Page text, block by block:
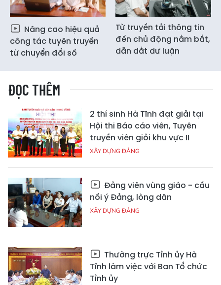
Nâng cao hiệu quả
công tác tuyên truyền
từ chuyển đổi số
Từ truyền tải thông tin
đến chủ động nắm bắt,
dẫn dắt dư luận
ĐỌC THÊM
2 thí sinh Hà Tĩnh đạt giải tại
Hội thi Báo cáo viên, Tuyên
truyền viên giỏi khu vực II
XÂY DỰNG ĐẢNG
Đảng viên vùng giáo - cầu
nối ý Đảng, lòng dân
XÂY DỰNG ĐẢNG
Thường trực Tỉnh ủy Hà
Tĩnh làm việc với Ban Tổ chức
Tỉnh ủy